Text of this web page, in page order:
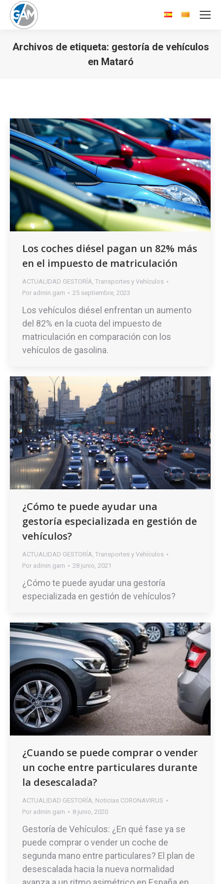
Archivos de etiqueta: gestoría de vehículos
en Mataró
Los coches diésel pagan un 82% más
en el impuesto de matriculación
ACTUALIDAD GESTORÍA, Transportes y Vehículos
Por admin.gam 25 septiembre, 2023
Los vehículos diésel enfrentan un aumento
del 82% en la cuota del impuesto de
matriculación en comparación con los
vehículos de gasolina.
¿Cómo te puede ayudar una
gestoría especializada en gestión de
vehículos?
ACTUALIDAD GESTORÍA, Transportes y Vehículos
Por admin.gam 28 junio, 2021
¿Cómo te puede ayudar una gestoría
especializada en gestión de vehículos?
¿Cuando se puede comprar o vender
un coche entre particulares durante
la desescalada?
ACTUALIDAD GESTORÍA, Noticias CORONAVIRUS
Por admin.gam 8 junio, 2020
Gestoría de Vehículos: ¿En qué fase ya se
puede comprar o vender un coche de
segunda mano entre particulares? El plan de
desescalada hacia la nueva normalidad